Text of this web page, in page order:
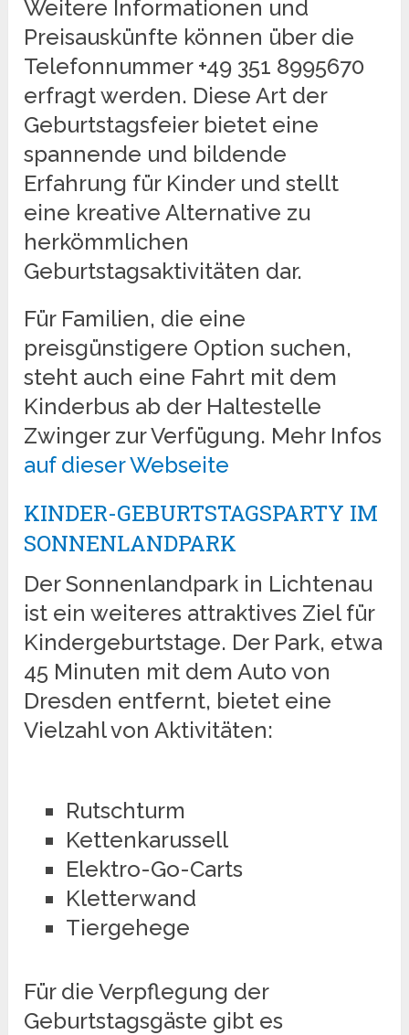
Weitere Informationen und
Preisauskünfte können über die
Telefonnummer +49 351 8995670
erfragt werden. Diese Art der
Geburtstagsfeier bietet eine
spannende und bildende
Erfahrung für Kinder und stellt
eine kreative Alternative zu
herkömmlichen
Geburtstagsaktivitäten dar.
Für Familien, die eine
preisgünstigere Option suchen,
steht auch eine Fahrt mit dem
Kinderbus ab der Haltestelle
Zwinger zur Verfügung. Mehr Infos
auf dieser Webseite
KINDER-GEBURTSTAGSPARTY IM
SONNENLANDPARK
Der Sonnenlandpark in Lichtenau
ist ein weiteres attraktives Ziel für
Kindergeburtstage. Der Park, etwa
45 Minuten mit dem Auto von
Dresden entfernt, bietet eine
Vielzahl von Aktivitäten:
Rutschturm
Kettenkarussell
Elektro-Go-Carts
Kletterwand
Tiergehege
Für die Verpflegung der
Geburtstagsgäste gibt es